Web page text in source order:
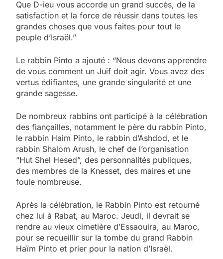
Que D-ieu vous accorde un grand succès, de la
satisfaction et la force de réussir dans toutes les
grandes choses que vous faites pour tout le
peuple d’Israël.”
Le rabbin Pinto a ajouté : “Nous devons apprendre
de vous comment un Juif doit agir. Vous avez des
vertus édifiantes, une grande singularité et une
grande sagesse.
De nombreux rabbins ont participé à la célébration
des fiançailles, notamment le père du rabbin Pinto,
le rabbin Haim Pinto, le rabbin d’Ashdod, et le
rabbin Shalom Arush, le chef de l’organisation
“Hut Shel Hesed”, des personnalités publiques,
des membres de la Knesset, des maires et une
foule nombreuse.
Après la célébration, le Rabbin Pinto est retourné
chez lui à Rabat, au Maroc. Jeudi, il devrait se
rendre au vieux cimetière d’Essaouira, au Maroc,
pour se recueillir sur la tombe du grand Rabbin
Haïm Pinto et prier pour la nation d’Israël.
2025, l’année la plus
meurtrière selon le
rapport d’ADL contre
FRANCE ISRAÉL